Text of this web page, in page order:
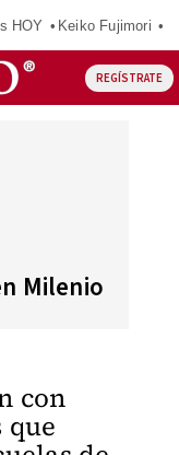
HOY Keiko Fujimori
REGÍSTRATE
Milenio
con
que